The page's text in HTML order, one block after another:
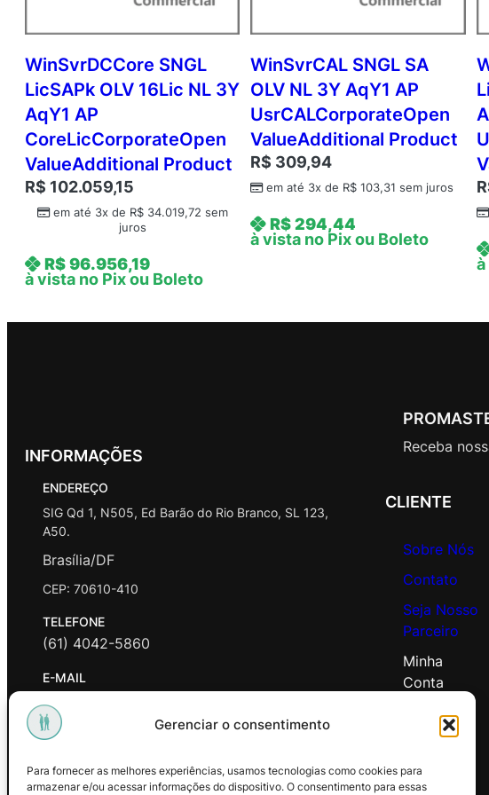
Gerenciar o consentimento
Para fornecer as melhores experiências, usamos tecnologias como cookies para
armazenar e/ou acessar informações do dispositivo. O consentimento para essas
i
n
S
v
r
S
t
d
P
2
r
p
WinSvrDCCore SNGL
LicSAPk OLV 16Lic NL 3Y
AqY1 AP
CoreLicCorporateOpen
ValueAdditional Product
R$ 102.059,15
em até 3x de R$34.019,72 sem
juros
R$96.956,19
à vista no Pix ou Boleto
WinSvrCAL SNGL SA
OLV NL 3Y AqY1 AP
UsrCALCorporateOpen
ValueAdditional Product
R$ 309,94
em até 3x de R$ 103,31 sem juros
R$294,44
à vista no Pix ou Boleto
INFORMAÇÕES
ENDEREÇO
SIG Qd 1, N505, Ed Barão do Rio Branco, SL 123,
A50.
Brasília/DF
CEP: 70610-410
TELEFONE
(61) 4042-5860
E-MAIL
contato@promasters.net.br
HORÁRIO DE ATENDIMENTO
Receba
CLIENTE
Sobre Nós
Contato
Seja Nosso
Parceiro
Minha
Conta